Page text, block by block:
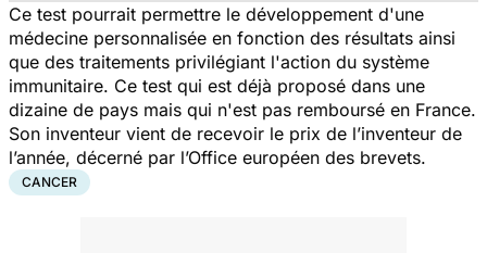
Ce test pourrait permettre le développement d'une
médecine personnalisée en fonction des résultats ainsi
que des traitements privilégiant l'action du système
immunitaire. Ce test qui est déjà proposé dans une
dizaine de pays mais qui n'est pas remboursé en France.
Son inventeur vient de recevoir le prix de l’inventeur de
l’année, décerné par l’Office européen des brevets.
CANCER